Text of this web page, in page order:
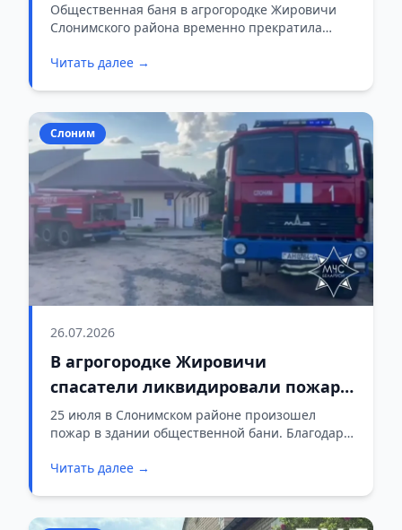
Общественная баня в агрогородке Жировичи
Слонимского района временно прекратила
техническим причинам.
Читать далее →
Слоним
26.07.2026
В агрогородке Жировичи
спасатели ликвидировали пожар в
общественной бане: эвакуированы
17 человек
25 июля в Слонимском районе произошел
пожар в здании общественной бани. Благодаря
самостоятельной эвакуации, никто из
Читать далее →